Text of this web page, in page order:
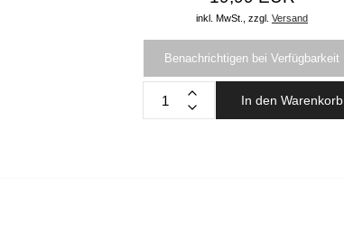
inkl. MwSt., zzgl. Versand
Benachrichtigen bei Verfügbarkeit
In den Warenkorb